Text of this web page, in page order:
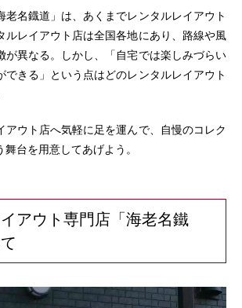
名鐡道」は、あくまでレンタルレイアウト
ルレイアウト店は全国各地にあり、路線や風
が異なる。しかし、「自宅では楽しみづらい
できる」という点はどのレンタルレイアウト
ウト店へ気軽に足を運んで、自慢のコレク
台を用意してあげよう。
アウト専門店「海老名鐵